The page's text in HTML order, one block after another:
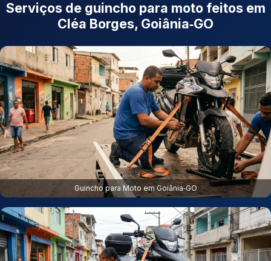
Serviços de guincho para moto feitos em
Cléa Borges, Goiânia‑GO
Guincho para Moto em Goiânia‑GO